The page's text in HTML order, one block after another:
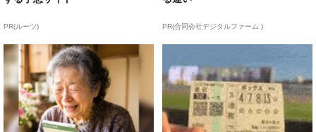
PR(ルーツ) PR(合同会社デジタルファーム )